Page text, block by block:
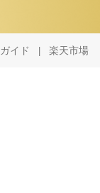
ガイド | 楽天市場